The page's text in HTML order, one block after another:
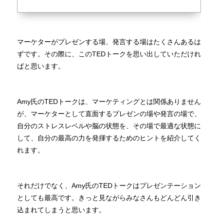
マーケターがプレゼンする場、発言する場はたくさんあるは
ずです。その際に、このTEDトークを思い出していただけれ
ばと思います。
Amy氏のTEDトークは、マーケティングとは関係ありません
が、マーケターとして直面するプレゼンの場や発言の場で、
自分のストレスレベルや脳の状態を、その場で最適な状態に
して、自分の最高の力を発揮するためのヒントを紹介してく
れます。
それだけでなく、Amy氏のTEDトークはプレゼンテーション
としても最高です。きっと見ながらみなさんもどんどん引き
込まれてしまうと思います。